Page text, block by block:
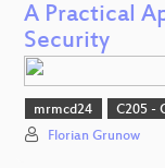
A Practical
Security
mrmcd24 C205 -
Florian Grunow